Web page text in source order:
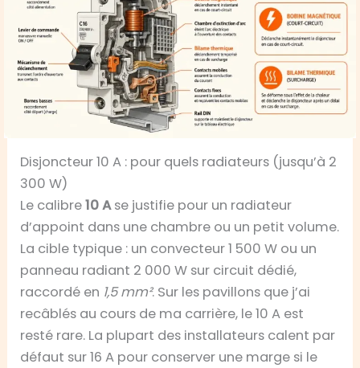
Disjoncteur 10 A : pour quels radiateurs (jusqu’à 2
300 W)
Le calibre10 Ase justifie pour un radiateur
d’appoint dans une chambre ou un petit volume.
La cible typique : un convecteur 1 500 W ou un
panneau radiant 2 000 W sur circuit dédié,
raccordé en 1,5 mm². Sur les pavillons que j’ai
recâblés au cours de ma carrière, le 10 A est
resté rare. La plupart des installateurs calent par
défaut sur 16 A pour conserver une marge si le